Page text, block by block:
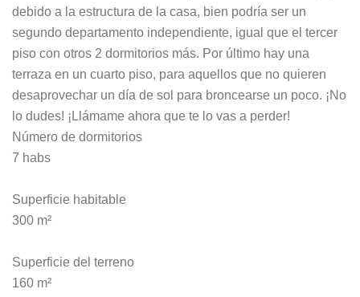
debido a la estructura de la casa, bien podría ser un
segundo departamento independiente, igual que el tercer
piso con otros 2 dormitorios más. Por último hay una
terraza en un cuarto piso, para aquellos que no quieren
desaprovechar un día de sol para broncearse un poco. ¡No
lo dudes! ¡Llámame ahora que te lo vas a perder!
Número de dormitorios
7 habs
Superficie habitable
300 m²
Superficie del terreno
160 m²